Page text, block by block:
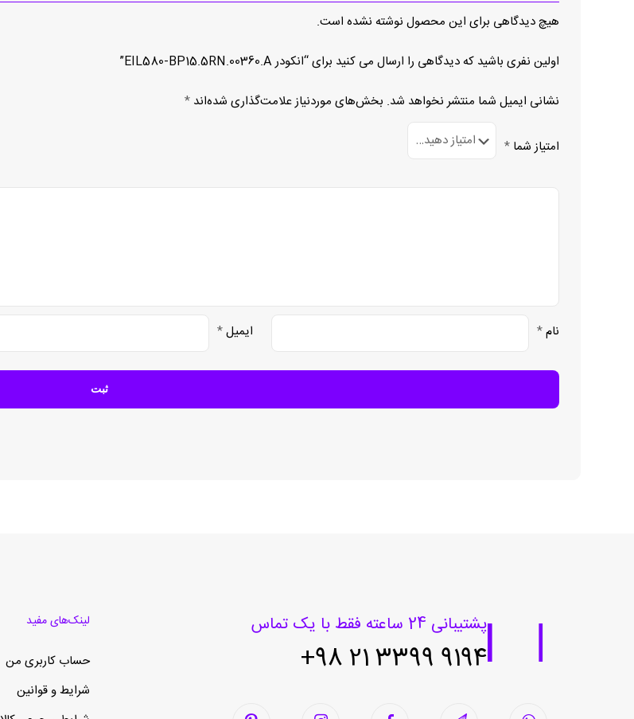
هیچ دیدگاهی برای این محصول نوشته نشده است.
اولین نفری باشید که دیدگاهی را ارسال می کنید برای “انکودر EIL580-BP15.5RN.00360.A”
نشانی ایمیل شما منتشر نخواهد شد. بخش‌های موردنیاز علامت‌گذاری شده‌اند *
امتیاز شما *
نام* ایمیل*
پشتیبانی 24 ساعته فقط با یک تماس
9194 3399 21 98+
لینک‌های مفید
حساب کاربری من
شرایط و قوانین